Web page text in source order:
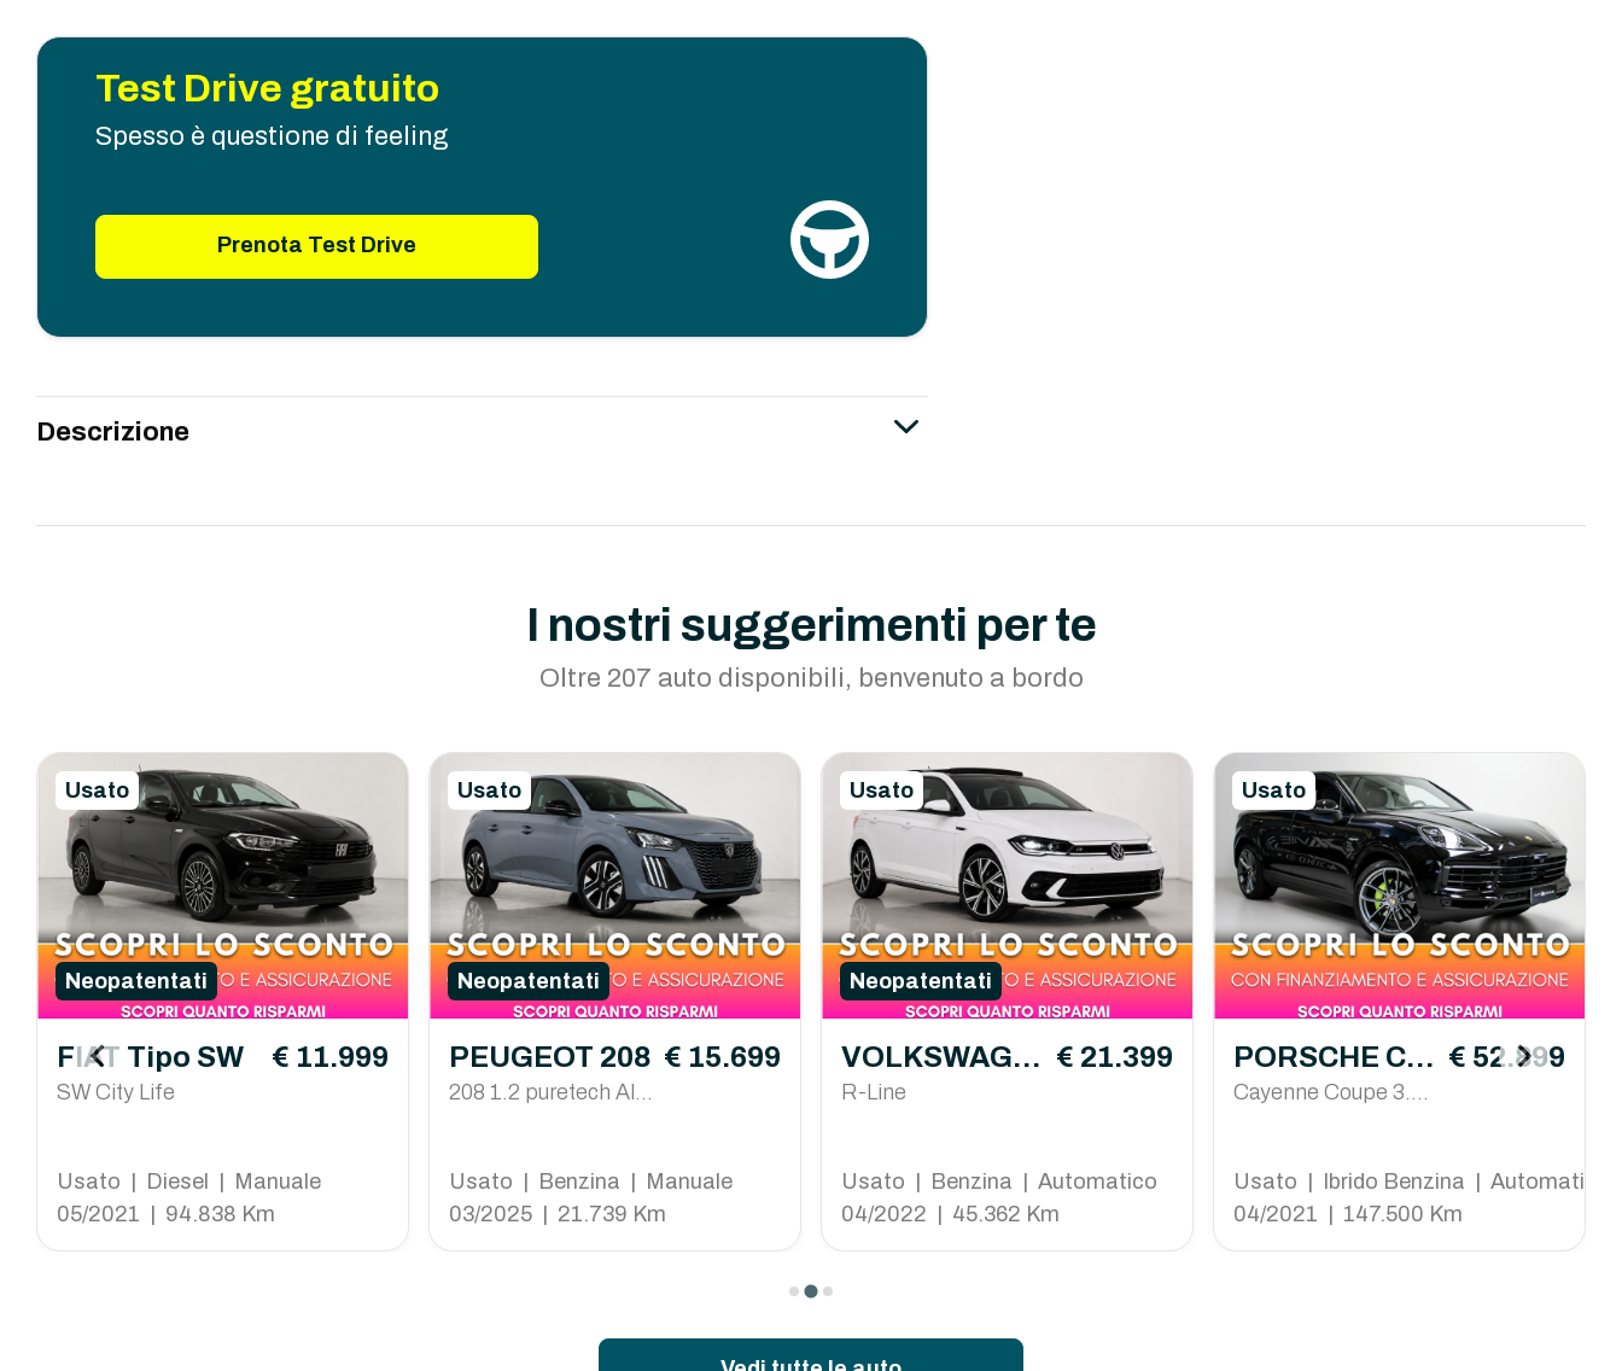
Test Drive gratuito
Spesso è questione di feeling
Prenota Test Drive
Descrizione
I nostri suggerimenti per te
Oltre 207 auto disponibili, benvenuto a bordo
Usato
Neopatentati
FIAT Tipo SW
SW City Life
€ 11.999
Usato | Diesel | Manuale
05/2021 | 94.838 Km
Usato
Neopatentati
PEUGEOT 208
208 1.2 puretech Allu
€ 15.699
Usato | Benzina | Manuale
03/2025 | 21.739 Km
Usato
Neopatentati
VOLKSWAGE
N Polo
R-Line
€ 21.399
Usato | Benzina | Automatico
04/2022 | 45.362 Km
Usato
PORSCHE Ca
yenne Coupè
Cayenne Coupe 3.0
€ 52.899
Usato | Ibrido Benzina | Automatico
04/2021 | 147.500 Km